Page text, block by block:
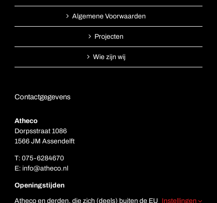
Algemene Voorwaarden
Projecten
Wie zijn wij
Contactgegevens
Atheco
Dorpsstraat 1086
1566 JM Assendelft
T: 075-6284670
E: info@atheco.nl
Openingstijden
Atheco en derden, die zich (deels) buiten de EU Instellingen